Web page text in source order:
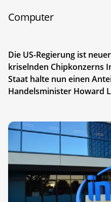
Computer
Die US-Regierung ist
kriselnden Chipkonzerns
Staat halte nun einen
Handelsminister Howard